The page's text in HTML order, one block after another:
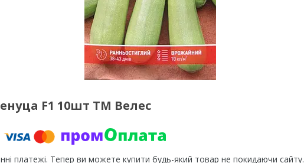
F1 10шт ТМ Велес
платежі. Тепер ви можете купити будь-який товар не покидаючи сайту.